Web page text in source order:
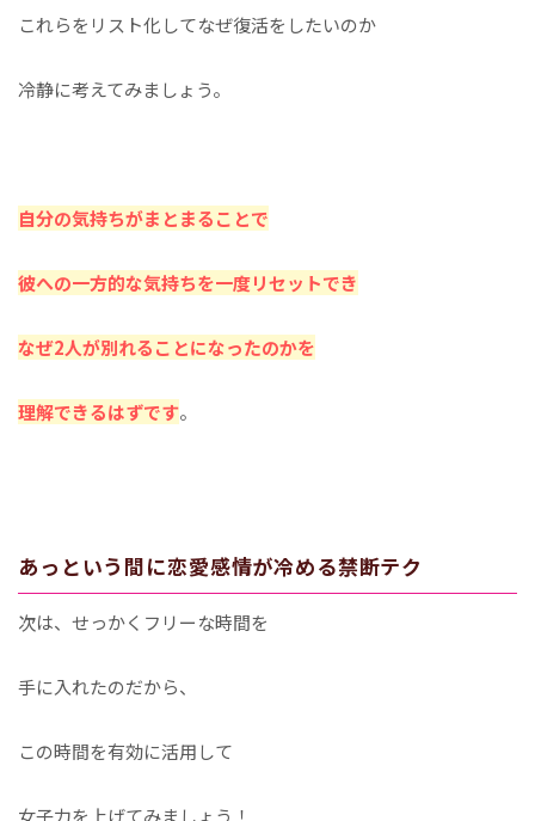
これらをリスト化してなぜ復活をしたいのか
冷静に考えてみましょう。
自分の気持ちがまとまることで
彼への一方的な気持ちを一度リセットでき
なぜ2人が別れることになったのかを
理解できるはずです。
あっという間に恋愛感情が冷める禁断テク
次は、せっかくフリーな時間を
手に入れたのだから、
この時間を有効に活用して